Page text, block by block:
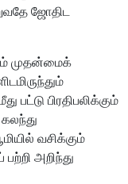
ஜோதிட
முதன்மைக்
பிரதிபலிக்கும்
வசிக்கும்
அறிந்து